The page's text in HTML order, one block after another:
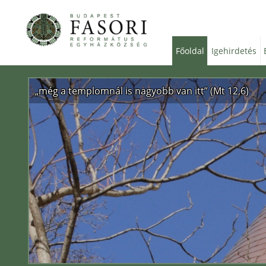
Főoldal Igehirdetés
„még a templomnál is nagyobb van itt” (Mt 12,6)